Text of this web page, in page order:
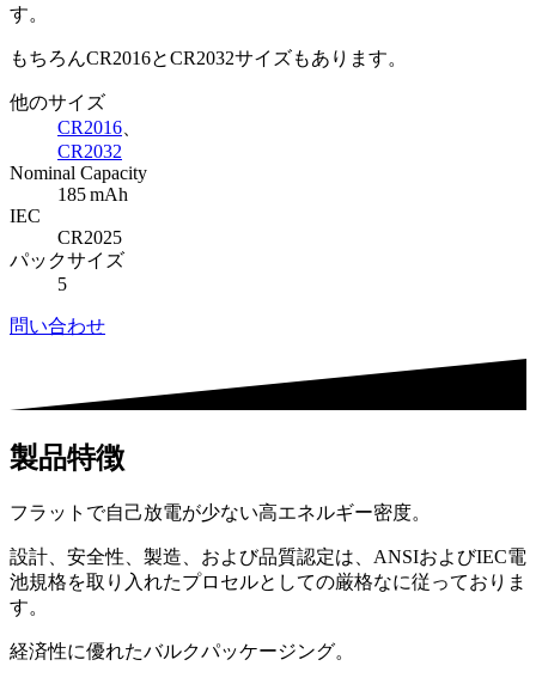
す。
もちろんCR2016とCR2032サイズもあります。
他のサイズ
CR2016
CR2032
Nominal Capacity
185 mAh
IEC
CR2025
パックサイズ
5
問い合わせ
製品特徴
フラットで自己放電が少ない高エネルギー密度。
設計、安全性、製造、および品質認定は、ANSIおよびIEC電
池規格を取り入れたプロセルとしての厳格なに従っておりま
す。
経済性に優れたバルクパッケージング。